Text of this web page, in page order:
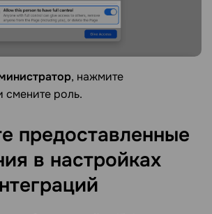
, нажмите
смените роль.
предоставленные
в настройках